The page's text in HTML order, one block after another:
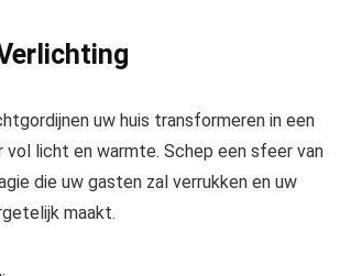
uw huis transformeren in een
licht en warmte. Schep een sfeer van
die uw gasten zal verrukken en uw
maakt.